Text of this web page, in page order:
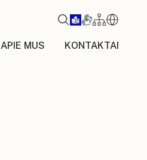
APIE MUS KONTAKTAI